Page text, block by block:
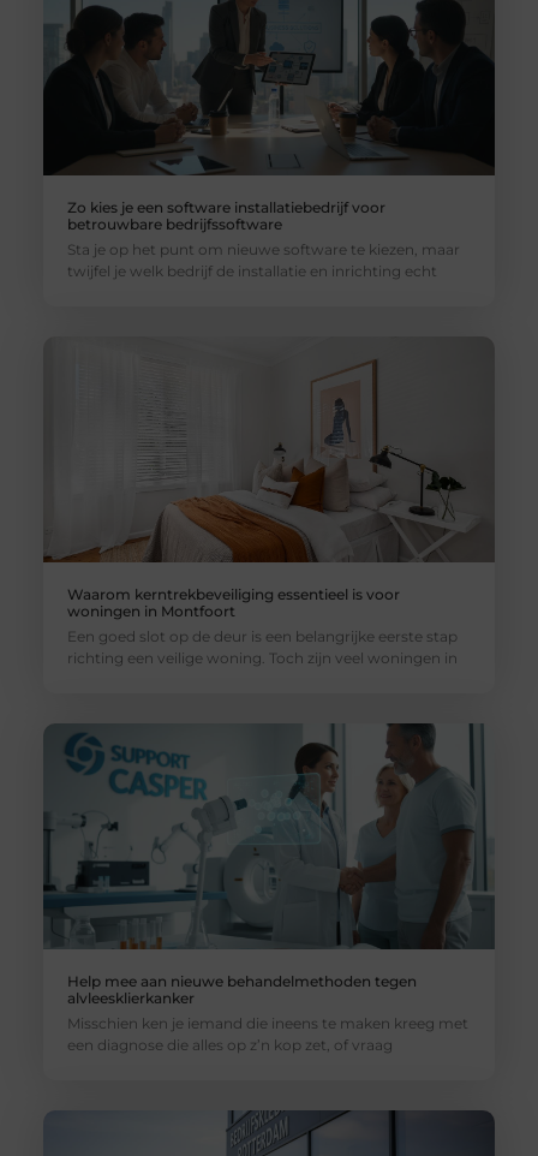
Zo kies je een software installatiebedrijf voor
betrouwbare bedrijfssoftware
Sta je op het punt om nieuwe software te kiezen, maar
twijfel je welk bedrijf de installatie en inrichting echt
Waarom kerntrekbeveiliging essentieel is voor
woningen in Montfoort
Een goed slot op de deur is een belangrijke eerste stap
richting een veilige woning. Toch zijn veel woningen in
Help mee aan nieuwe behandelmethoden tegen
alvleesklierkanker
Misschien ken je iemand die ineens te maken kreeg met
een diagnose die alles op z’n kop zet, of vraag